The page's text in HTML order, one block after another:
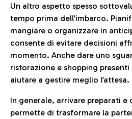
Un altro aspetto spesso
tempo prima dell’imbarco.
mangiare o organizzare in
consente di evitare decisioni
momento. Anche dare uno
ristorazione e shopping
aiutare a gestire meglio l’attesa.
In generale, arrivare preparati e
permette di trasformare la